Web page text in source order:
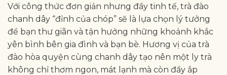
Với công thức đơn giản nhưng đầy tinh tế, trà đào
chanh dây “đỉnh của chóp” sẽ là lựa chọn lý tưởng
để bạn thư giãn và tận hưởng những khoảnh khắc
yên bình bên gia đình và bạn bè. Hương vị của trà
đào hòa quyện cùng chanh dây tạo nên một ly trà
không chỉ thơm ngon, mát lạnh mà còn đầy ắp